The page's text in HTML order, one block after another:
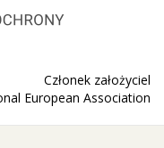
Członek założyciel
European Association